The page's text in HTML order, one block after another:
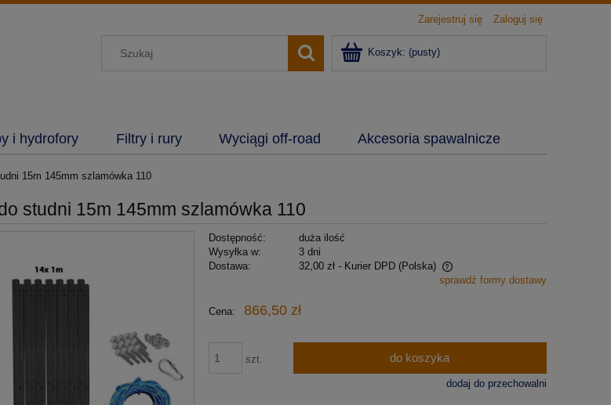
Zarejestruj się Zaloguj się
Koszyk: (pusty)
i hydrofory Filtry i rury Wyciągi off-road Akcesoria spawalnicze
15m 145mm szlamówka 110
studni 15m 145mm szlamówka 110
Dostępność:
duża ilość
Wysyłka w:
3 dni
Dostawa:
32,00 zł - Kurier DPD (Polska)
płatności
sprawdź formy dostawy
Cena: 866,50 zł
szt. do koszyka
dodaj do przechowalni